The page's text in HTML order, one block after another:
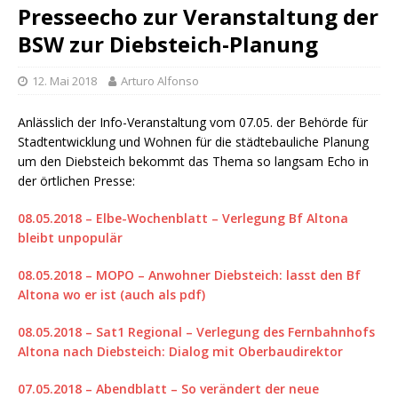
Presseecho zur Veranstaltung der
BSW zur Diebsteich-Planung
12. Mai 2018 Arturo Alfonso
Anlässlich der Info-Veranstaltung vom 07.05. der Behörde für
Stadtentwicklung und Wohnen für die städtebauliche Planung
um den Diebsteich bekommt das Thema so langsam Echo in
der örtlichen Presse:
08.05.2018 – Elbe-Wochenblatt – Verlegung Bf Altona
bleibt unpopulär
08.05.2018 – MOPO – Anwohner Diebsteich: lasst den Bf
Altona wo er ist (auch als pdf)
08.05.2018 – Sat1 Regional – Verlegung des Fernbahnhofs
Altona nach Diebsteich: Dialog mit Oberbaudirektor
07.05.2018 – Abendblatt – So verändert der neue